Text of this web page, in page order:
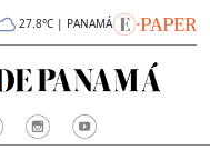
27.8°C | PANAMÁ